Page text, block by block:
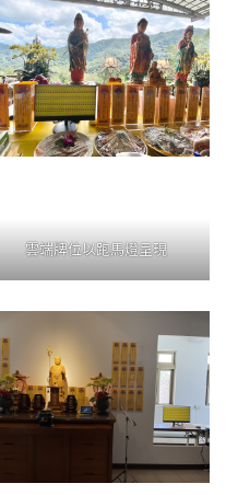
雲端牌位以跑馬燈呈現